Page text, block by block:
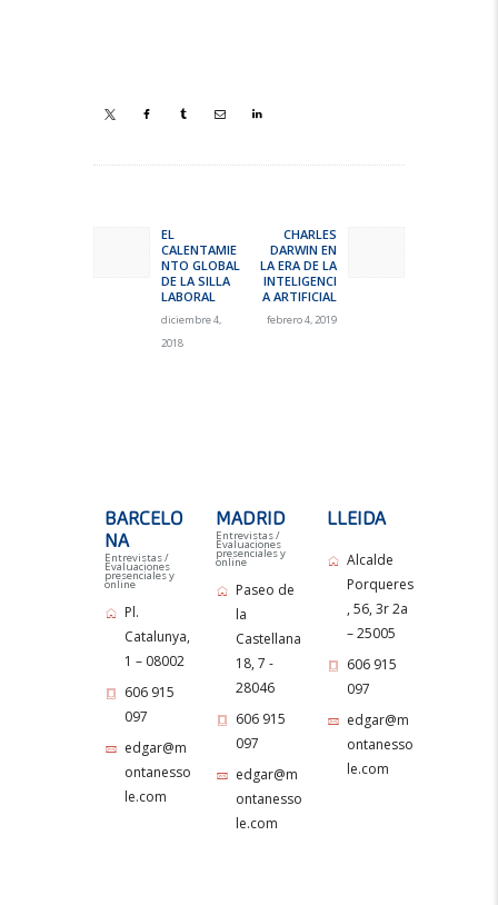
entradas
Previous
post:
EL
CALENTAMIE
NTO GLOBAL
DE LA SILLA
LABORAL
diciembre 4,
2018
CHARLES
DARWIN EN
LA ERA DE LA
INTELIGENCI
A ARTIFICIAL
febrero 4, 2019
BARCELO
NA
Entrevistas /
Evaluaciones
presenciales y
online
Pl.
Catalunya,
1 – 08002
606 915
097
edgar@m
ontanesso
le.com
MADRID
Entrevistas /
Evaluaciones
presenciales y
online
Paseo de
la
Castellana
18, 7 -
28046
606 915
097
edgar@m
ontanesso
le.com
LLEIDA
Alcalde
Porqueres
, 56, 3r 2a
– 25005
606 915
097
edgar@m
ontanesso
le.com